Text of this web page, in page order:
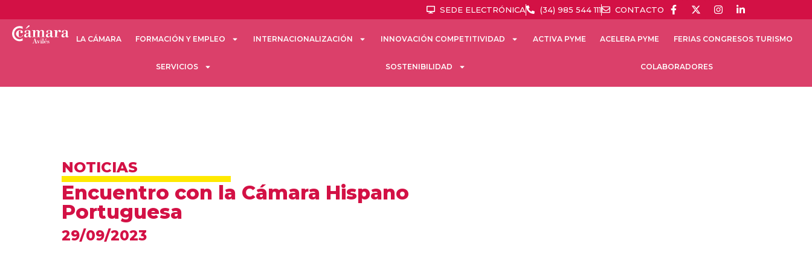
SEDE ELECTRÓNICA (34) 985 544 111 CONTACTO
LA CÁMARA FORMACIÓN Y EMPLEO INTERNACIONALIZACIÓN INNOVACIÓN COMPETITIVIDAD ACTIVA PYME ACELERA PYME FERIAS CONGRESOS TURISMO
SERVICIOS SOSTENIBILIDAD COLABORADORES
NOTICIAS
Encuentro con la Cámara Hispano
Portuguesa
29/09/2023